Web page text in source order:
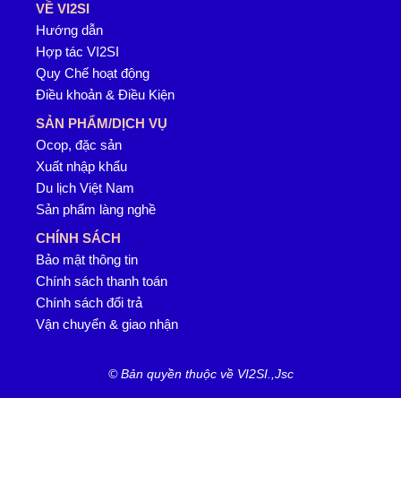
VỀ VI2SI
Hướng dẫn
Hợp tác VI2SI
Quy Chế hoạt động
Điều khoản & Điều Kiện
SẢN PHẨM/DỊCH VỤ
Ocop, đặc sản
Xuất nhập khẩu
Du lịch Việt Nam
Sản phẩm làng nghề
CHÍNH SÁCH
Bảo mật thông tin
Chính sách thanh toán
Chính sách đổi trả
Vận chuyển & giao nhận
© Bản quyền thuộc về VI2SI.,Jsc